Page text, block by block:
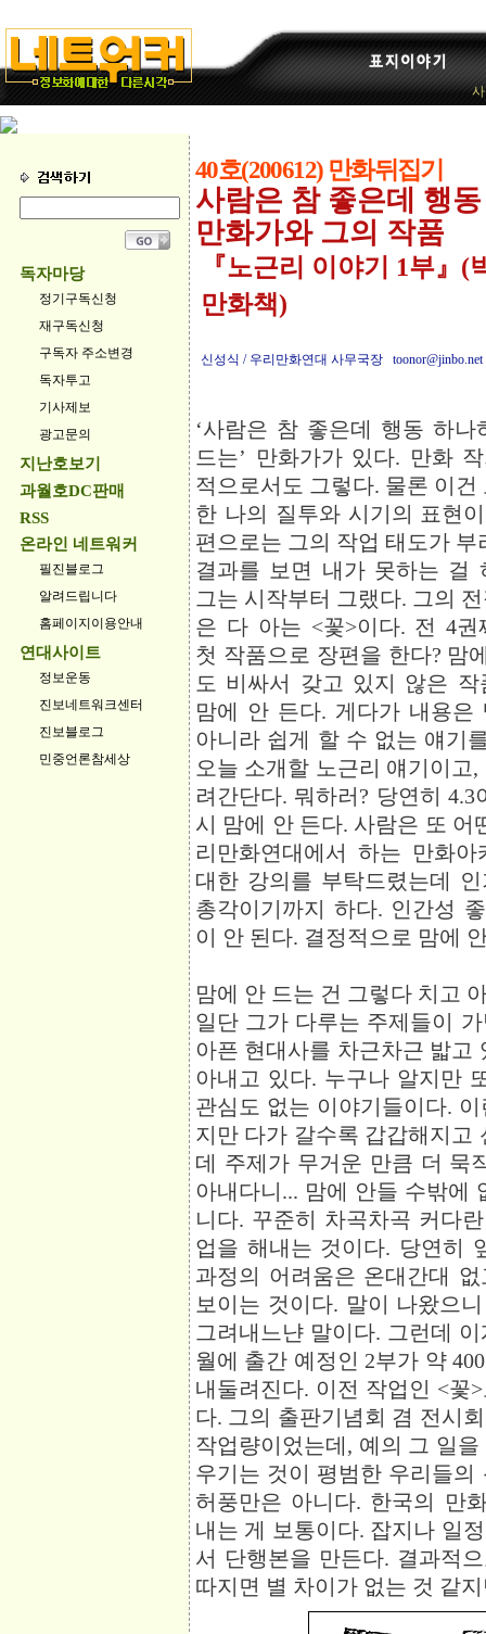
독자마당
정기구독신청
재구독신청
구독자 주소변경
독자투고
기사제보
광고문의
지난호보기
과월호DC판매
RSS
온라인 네트워커
필진블로그
알려드립니다
홈페이지이용안내
연대사이트
정보운동
진보네트워크센터
진보블로그
민중언론참세상
40호(200612) 만화뒤집기
사람은 참 좋은데 행
만화가와 그의 작품
『노근리 이야기 1부』
만화책)
신성식 / 우리만화연대 사무국장 toonor@jinbo.net
‘사람은 참 좋은데 행동 하나
드는’ 만화가가 있다. 만화
적으로서도 그렇다. 물론 이건
한 나의 질투와 시기의 표현
편으로는 그의 작업 태도가 부
결과를 보면 내가 못하는 걸
그는 시작부터 그랬다. 그의
은 다 아는 <꽃>이다. 전 4권
첫 작품으로 장편을 한다? 맘
도 비싸서 갖고 있지 않은 작
맘에 안 든다. 게다가 내용은
아니라 쉽게 할 수 없는 얘기
오늘 소개할 노근리 얘기이고
려간단다. 뭐하러? 당연히
시 맘에 안 든다. 사람은 또 어
리만화연대에서 하는 만화
대한 강의를 부탁드렸는데
총각이기까지 하다. 인간성
이 안 된다. 결정적으로 맘에
맘에 안 드는 건 그렇다 치고
일단 그가 다루는 주제들이
아픈 현대사를 차근차근 밟고
아내고 있다. 누구나 알지만
관심도 없는 이야기들이다.
지만 다가 갈수록 갑갑해지고
데 주제가 무거운 만큼 더 묵
아내다니... 맘에 안들 수밖에
니다. 꾸준히 차곡차곡 커다
업을 해내는 것이다. 당연히
과정의 어려움은 온대간대
보이는 것이다. 말이 나왔으
그려내느냔 말이다. 그런데
월에 출간 예정인 2부가 약
내둘려진다. 이전 작업인 <꽃
다. 그의 출판기념회 겸 전시
작업량이었는데, 예의 그 일
우기는 것이 평범한 우리들
허풍만은 아니다. 한국의 만
내는 게 보통이다. 잡지나 일
서 단행본을 만든다. 결과적
따지면 별 차이가 없는 것 같